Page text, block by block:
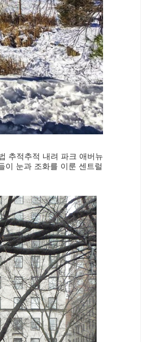
추적추적 내려 파크 애버뉴
이 눈과 조화를 이룬 센트럴